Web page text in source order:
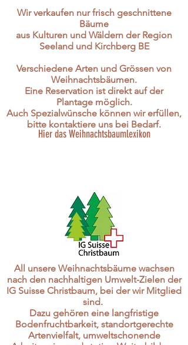
Wir verkaufen nur frisch geschnittene
Bäume
aus Kulturen und Wäldern der Region
Seeland und Kirchberg BE
Verschiedene Arten und Grössen von
Weihnachtsbäumen.
Eine Reservation ist direkt auf der
Plantage möglich.
Auch Spezialwünsche können wir erfüllen,
bitte kontaktiere uns bei Bedarf.
Hier das Weihnachtsbaumlexikon
All unsere Weihnachtsbäume wachsen
nach den nachhaltigen Umwelt-Zielen der
IG Suisse Christbaum, bei der wir Mitglied
sind.
Dazu gehören eine langfristige
Bodenfruchtbarkeit, standortgerechte
Artenvielfalt, umweltschonende